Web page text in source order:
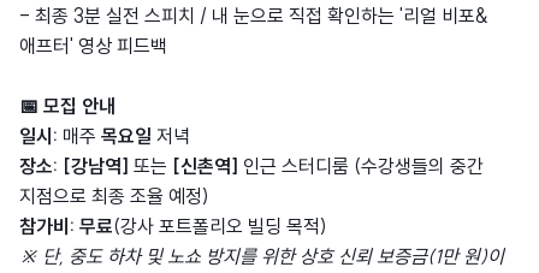
- 최종 3분 실전 스피치 / 내 눈으로 직접 확인하는 '리얼 비포&
애프터' 영상 피드백
📅 모집 안내
일시: 매주 목요일 저녁
장소: [강남역] 또는 [신촌역] 인근 스터디룸 (수강생들의 중간
지점으로 최종 조율 예정)
참가비: 무료(강사 포트폴리오 빌딩 목적)
※ 단, 중도 하차 및 노쇼 방지를 위한 상호 신뢰 보증금(1만 원)이